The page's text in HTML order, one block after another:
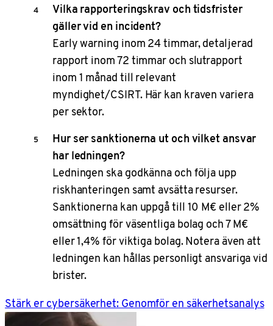
Vilka rapporteringskrav och tidsfrister
gäller vid en incident?
Early warning inom 24 timmar, detaljerad
rapport inom 72 timmar och slutrapport
inom 1 månad till relevant
myndighet/CSIRT. Här kan kraven variera
per sektor.
Hur ser sanktionerna ut och vilket ansvar
har ledningen?
Ledningen ska godkänna och följa upp
riskhanteringen samt avsätta resurser.
Sanktionerna kan uppgå till 10 M€ eller 2%
omsättning för väsentliga bolag och 7 M€
eller 1,4% för viktiga bolag. Notera även att
ledningen kan hållas personligt ansvariga vid
brister.
Stärk er cybersäkerhet: Genomför en säkerhetsanalys